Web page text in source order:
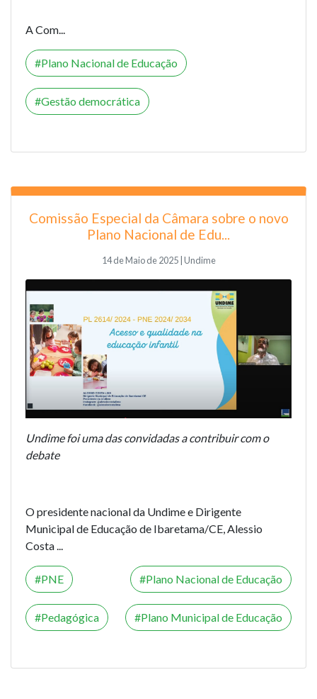
A Com...
Plano Nacional de Educação
Gestão democrática
Comissão Especial da Câmara sobre o novo
Plano Nacional de Edu...
14 de Maio de 2025 | Undime
Undime foi uma das convidadas a contribuir com o
debate
O presidente nacional da Undime e Dirigente
Municipal de Educação de Ibaretama/CE, Alessio
Costa ...
PNE Plano Nacional de Educação
Pedagógica Plano Municipal de Educação